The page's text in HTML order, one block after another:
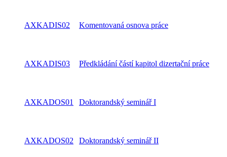
AXKADIS02 Komentovaná osnova práce
AXKADIS03 Předkládání částí kapitol dizertační práce
AXKADOS01 Doktorandský seminář I
AXKADOS02 Doktorandský seminář II